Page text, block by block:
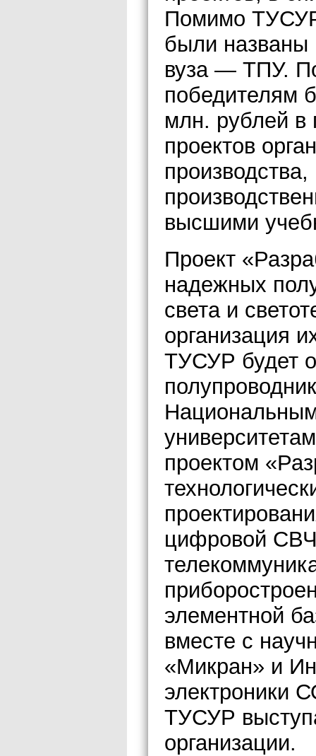
Помимо
были названы
вуза — ТПУ.
победителям
млн. рублей в
проектов
высшими
Проект
надежных
света и
организация
ТУСУР будет
проектом
цифровой
элементной
вместе с
«Микран» и
электроники
ТУСУР
организации.